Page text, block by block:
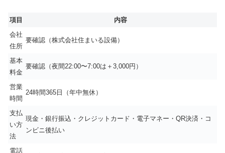
項目
内容
会社
住所
要確認（株式会社住まいる設備）
基本
料金
要確認（夜間22:00〜7:00は＋3,000円）
営業
時間
24時間365日（年中無休）
支払
い方
法
現金・銀行振込・クレジットカード・電子マネー・QR決済・コ
ンビニ後払い
電話